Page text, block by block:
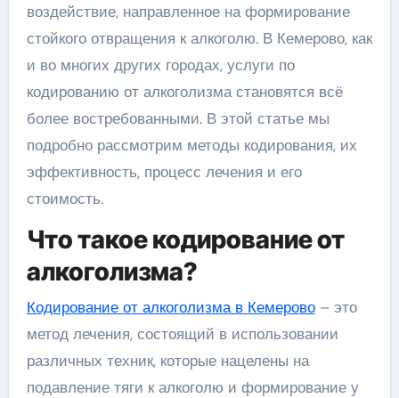
воздействие, направленное на формирование
стойкого отвращения к алкоголю. В Кемерово, как
и во многих других городах, услуги по
кодированию от алкоголизма становятся всё
более востребованными. В этой статье мы
подробно рассмотрим методы кодирования, их
эффективность, процесс лечения и его
стоимость.
Что такое кодирование от
алкоголизма?
Кодирование от алкоголизма в Кемерово– это
метод лечения, состоящий в использовании
различных техник, которые нацелены на
подавление тяги к алкоголю и формирование у